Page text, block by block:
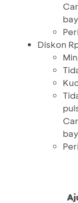
Diskon